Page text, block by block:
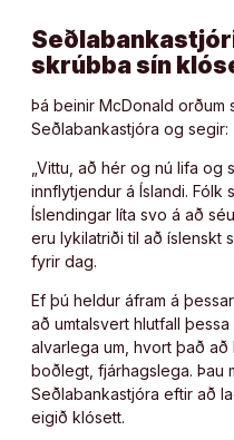
skrúbba sín
Þá beinir McDonald orðum
Seðlabankastjóra og segir:
„Vittu, að hér og nú lifa og
innflytjendur á Íslandi. Fólk
Íslendingar líta svo á að
eru lykilatriði til að íslenskt
fyrir dag.
Ef þú heldur áfram á
að umtalsvert hlutfall
alvarlega um, hvort það að
boðlegt, fjárhagslega. Þau
Seðlabankastjóra eftir að
eigið klósett.